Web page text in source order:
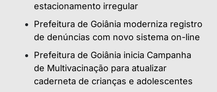
estacionamento irregular
Prefeitura de Goiânia moderniza registro
de denúncias com novo sistema on-line
Prefeitura de Goiânia inicia Campanha
de Multivacinação para atualizar
caderneta de crianças e adolescentes